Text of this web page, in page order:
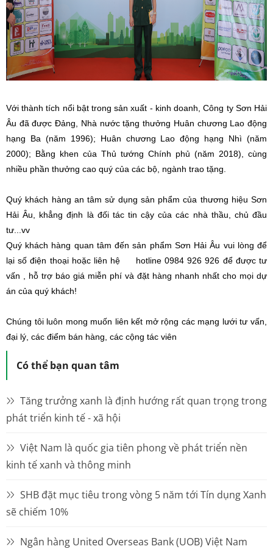
Với thành tích nổi bật trong sản xuất - kinh doanh, Công ty Sơn Hải
Âu đã được Đảng, Nhà nước tặng thưởng Huân chương Lao động
hạng Ba (năm 1996); Huân chương Lao động hạng Nhì (năm
2000); Bằng khen của Thủ tướng Chính phủ (năm 2018), cùng
nhiều phần thưởng cao quý của các bộ, ngành trao tặng.
Quý khách hàng an tâm sử dụng sản phẩm của thương hiệu Sơn
Hải Âu, khẳng định là đối tác tin cậy của các nhà thầu, chủ đầu
tư...vv
Quý khách hàng quan tâm đến sản phẩm Sơn Hải Âu vui lòng để
lại số điện thoại hoặc liên hệ hotline 0984 926 926 để được tư
vấn , hỗ trợ báo giá miễn phí và đặt hàng nhanh nhất cho mọi dự
án của quý khách!
Chúng tôi luôn mong muốn liên kết mở rộng các mạng lưới tư vấn,
đại lý, các điểm bán hàng, các cộng tác viên
Có thể bạn quan tâm
Tăng trưởng xanh là định hướng rất quan trọng trong
phát triển kinh tế - xã hội
Việt Nam là quốc gia tiên phong về phát triển nền
kinh tế xanh và thông minh
SHB đặt mục tiêu trong vòng 5 năm tới Tín dụng Xanh
sẽ chiếm 10%
Ngân hàng United Overseas Bank (UOB) Việt Nam